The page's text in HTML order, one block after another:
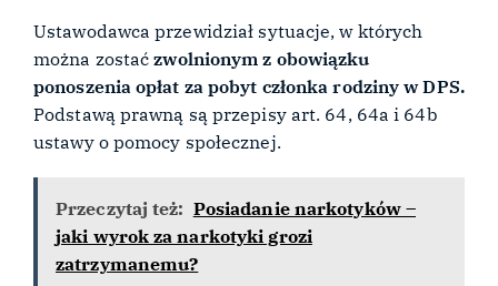
Ustawodawca przewidział sytuacje, w których
można zostaćzwolnionym z obowiązku
ponoszenia opłat za pobyt członka rodziny w DPS.
Podstawą prawną są przepisy art. 64, 64a i 64b
ustawy o pomocy społecznej.
Przeczytaj też: Posiadanie narkotyków –
jaki wyrok za narkotyki grozi
zatrzymanemu?